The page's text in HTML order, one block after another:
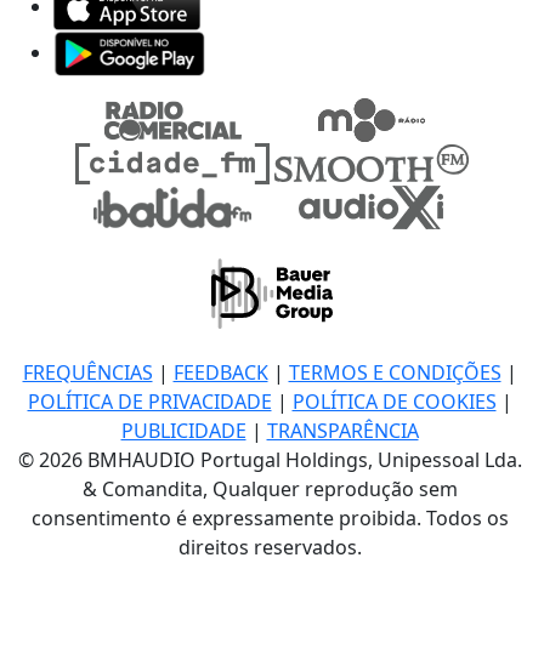
FREQUÊNCIAS | FEEDBACK| TERMOS E CONDIÇÕES |
POLÍTICA DE PRIVACIDADE | POLÍTICA DE COOKIES |
PUBLICIDADE | TRANSPARÊNCIA
© 2026 BMHAUDIO Portugal Holdings, Unipessoal Lda.
& Comandita, Qualquer reprodução sem
consentimento é expressamente proibida. Todos os
direitos reservados.